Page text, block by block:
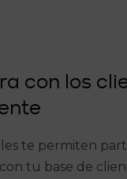
con los
te permiten
tu base de